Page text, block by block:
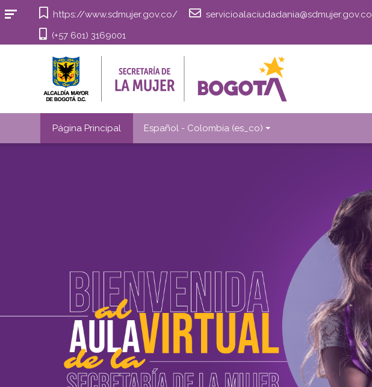
al
contenido
https://www.sdmujer.gov.co/
servicioalaciudadania@sdmujer.gov.co
(+57 601) 3169001
Página Principal Español - Colombia ‎(es_co)‎